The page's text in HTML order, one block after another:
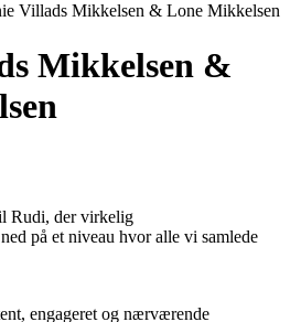
Villads Mikkelsen & Lone Mikkelsen
Mikkelsen &
Rudi, der virkelig
på et niveau hvor alle vi samlede
engageret og nærværende